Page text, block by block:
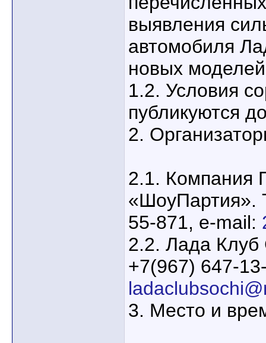
выявления
автомобиля
новых
1.2. Условия
публикуются
2.
2.1. Компания
«ШоуПартия».
55-871, e-mail:
2.2. Лада
+7(967) 647-
3. Место и